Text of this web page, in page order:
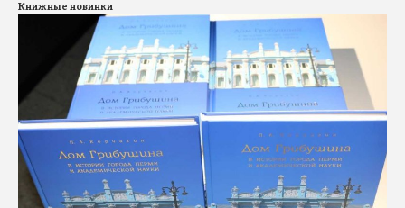
Книжные новинки